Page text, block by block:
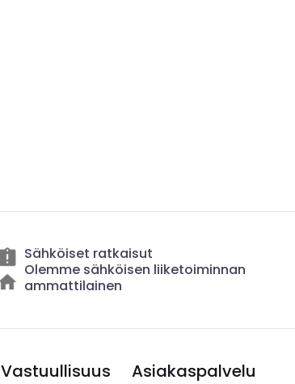
Sähköiset ratkaisut
Olemme sähköisen liiketoiminnan
ammattilainen
Vastuullisuus Asiakaspalvelu